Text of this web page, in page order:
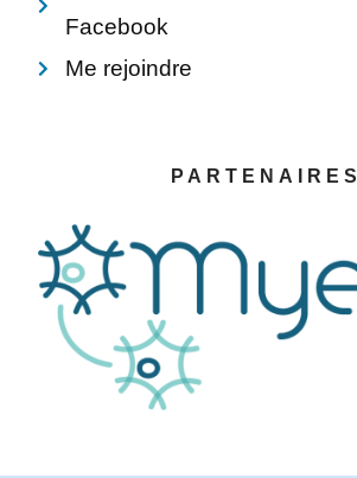
Facebook
Me rejoindre
PARTENAIRES